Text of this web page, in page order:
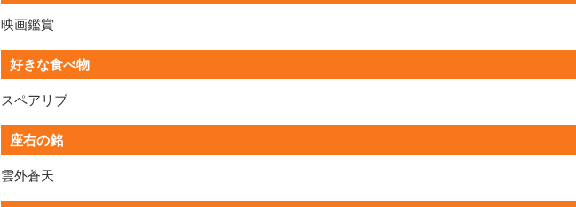
映画鑑賞
好きな食べ物
スペアリブ
座右の銘
雲外蒼天